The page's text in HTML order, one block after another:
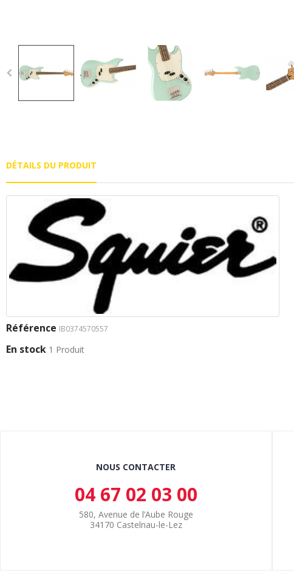
DÉTAILS DU PRODUIT
Référence IB0374570557
En stock 1 Produit
NOUS CONTACTER
04 67 02 03 00
580, Avenue de l’Aube Rouge
34170 Castelnau-le-Lez